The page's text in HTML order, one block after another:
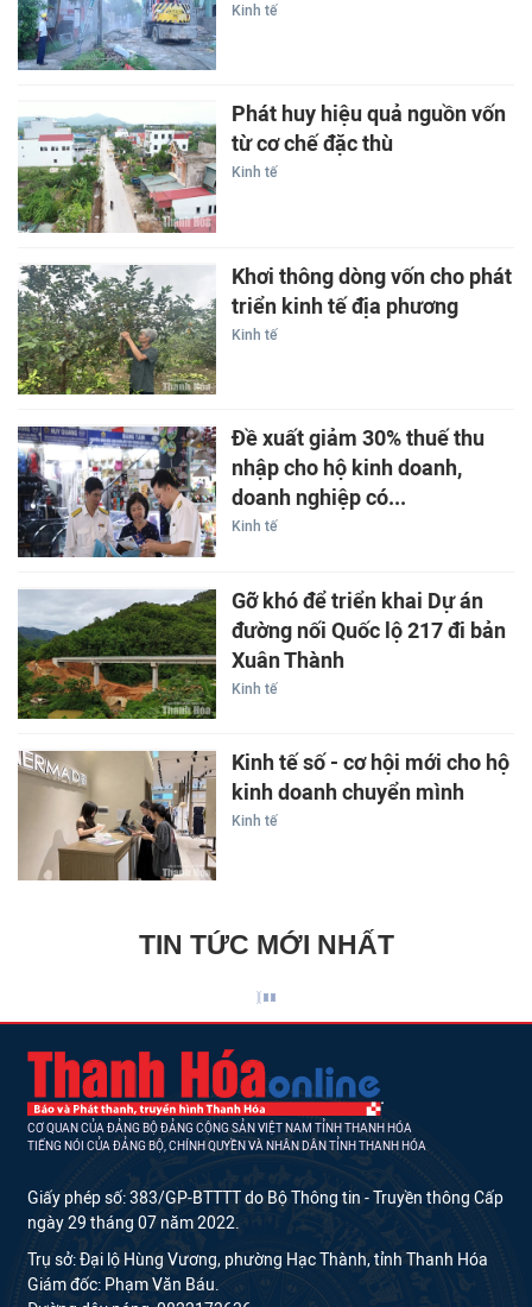
Kinh tế
Phát huy hiệu quả nguồn vốn
từ cơ chế đặc thù
Kinh tế
Khơi thông dòng vốn cho phát
triển kinh tế địa phương
Kinh tế
Đề xuất giảm 30% thuế thu
nhập cho hộ kinh doanh,
doanh nghiệp có...
Kinh tế
Gỡ khó để triển khai Dự án
đường nối Quốc lộ 217 đi bản
Xuân Thành
Kinh tế
Kinh tế số - cơ hội mới cho hộ
kinh doanh chuyển mình
Kinh tế
TIN TỨC MỚI NHẤT
CƠ QUAN CỦA ĐẢNG BỘ ĐẢNG CỘNG SẢN VIỆT NAM TỈNH THANH HÓA
TIẾNG NÓI CỦA ĐẢNG BỘ, CHÍNH QUYỀN VÀ NHÂN DÂN TỈNH THANH HÓA
Giấy phép số: 383/GP-BTTTT do Bộ Thông tin - Truyền thông Cấp
ngày 29 tháng 07 năm 2022.
Trụ sở: Đại lộ Hùng Vương, phường Hạc Thành, tỉnh Thanh Hóa
Giám đốc: Phạm Văn Báu.